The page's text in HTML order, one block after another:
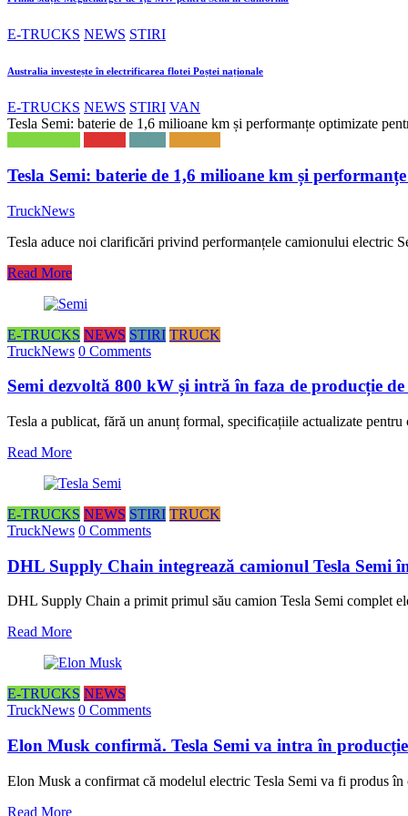
E-TRUCKS NEWS STIRI
Australia investește în electrificarea flotei Poștei naționale
E-TRUCKS NEWS STIRI VAN
Tesla Semi: baterie de 1,6 milioane km și performanțe optimizate
Tesla Semi: baterie de 1,6 milioane km și
TruckNews
Tesla aduce noi clarificări privind performanțele camionului electric
Read More
E-TRUCKS NEWS STIRI TRUCK
TruckNews 0 Comments
Semi dezvoltă 800 kW și intră în faza de producție de
Tesla a publicat, fără un anunț formal, specificațiile actualizate
Read More
E-TRUCKS NEWS STIRI TRUCK
TruckNews 0 Comments
DHL Supply Chain integrează camionul Tesla Semi
DHL Supply Chain a primit primul său camion Tesla Semi complet
Read More
E-TRUCKS NEWS
TruckNews 0 Comments
Elon Musk confirmă. Tesla Semi va intra în producție
Elon Musk a confirmat că modelul electric Tesla Semi va fi produs
Read More